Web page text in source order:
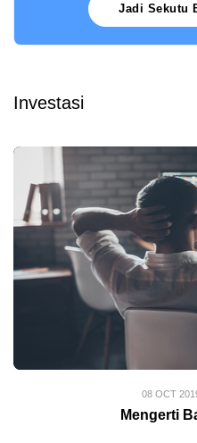
Jadi Sekutu
Investasi
08 OCT
Mengerti